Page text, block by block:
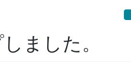
ました。